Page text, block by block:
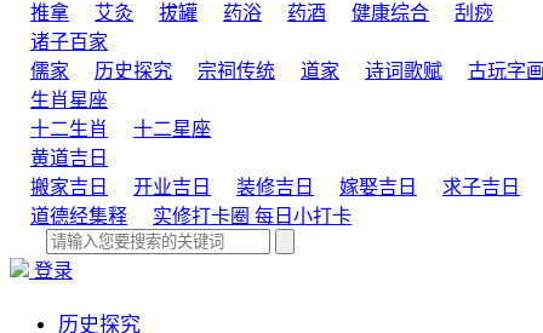
推拿
艾灸 拔罐 药浴 药酒 健康综合
刮痧
诸子百家
儒家
历史探究 宗祠传统 道家 诗词歌赋 古玩字画
生肖星座
十二生肖
十二星座
黄道吉日
搬家吉日
开业吉日 装修吉日 嫁娶吉日
求子吉日
道德经集释
实修打卡圈 每日小打卡
登录
历史探究